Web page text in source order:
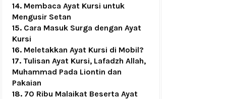
14. Membaca Ayat Kursi untuk
Mengusir Setan
15. Cara Masuk Surga dengan Ayat
Kursi
16. Meletakkan Ayat Kursi di Mobil?
17. Tulisan Ayat Kursi, Lafadzh Allah,
Muhammad Pada Liontin dan
Pakaian
18. 70 Ribu Malaikat Beserta Ayat